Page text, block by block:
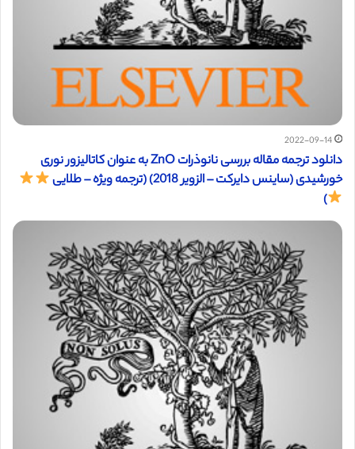
2022-09-14
دانلود ترجمه مقاله بررسی نانوذرات ZnO به عنوان کاتالیزور نوری
خورشیدی (ساینس دایرکت – الزویر 2018) (ترجمه ویژه – طلایی
)